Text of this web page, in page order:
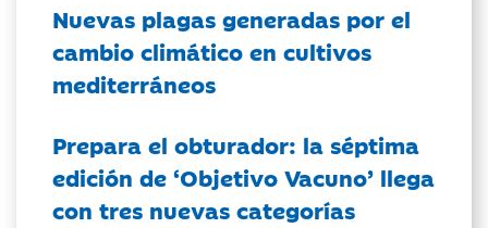
Nuevas plagas generadas por el
cambio climático en cultivos
mediterráneos
Prepara el obturador: la séptima
edición de ‘Objetivo Vacuno’ llega
con tres nuevas categorías